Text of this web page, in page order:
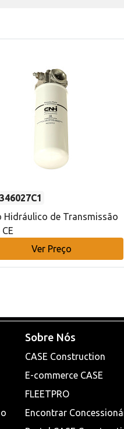
Hidráulico de Transmissão
Ver Preço
Sobre Nós
CASE Construction
E-commerce CASE
FLEETPRO
Encontrar